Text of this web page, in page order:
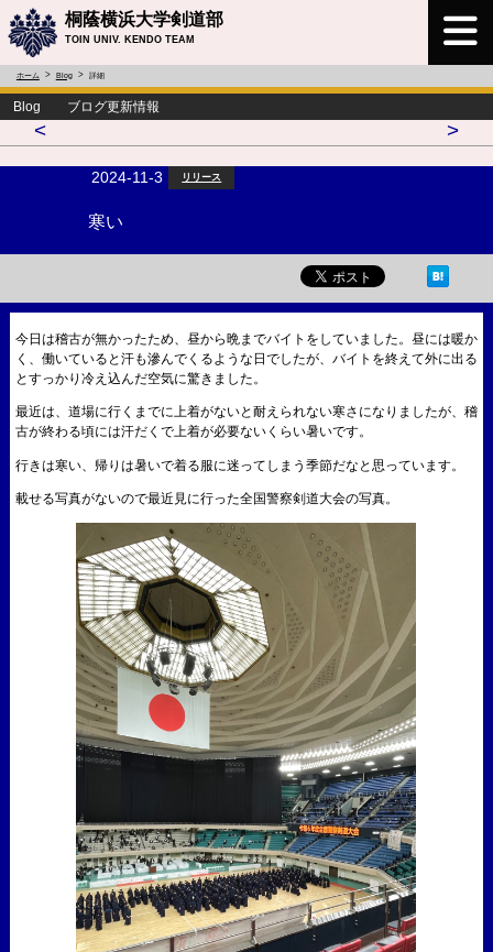
桐蔭横浜大学剣道部
TOIN UNIV. KENDO TEAM
ホーム Blog 詳細
Blog ブログ更新情報
< >
2024-11-3 リリース
寒い
今日は稽古が無かったため、昼から晩までバイトをしていました。昼には暖か
く、働いていると汗も滲んでくるような日でしたが、バイトを終えて外に出る
とすっかり冷え込んだ空気に驚きました。
最近は、道場に行くまでに上着がないと耐えられない寒さになりましたが、稽
古が終わる頃には汗だくで上着が必要ないくらい暑いです。
行きは寒い、帰りは暑いで着る服に迷ってしまう季節だなと思っています。
載せる写真がないので最近見に行った全国警察剣道大会の写真。